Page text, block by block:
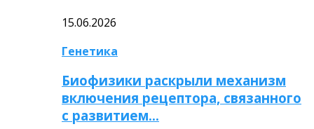
15.06.2026
Генетика
Биофизики раскрыли механизм
включения рецептора, связанного
с развитием…